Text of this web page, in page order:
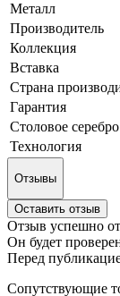
Металл
Производитель
Коллекция
Вставка
Страна
Гарантия
Столовое серебро
Технология
Отзывы
Оставить отзыв
Отзыв успешно
Он будет
Перед
Сопутствующие